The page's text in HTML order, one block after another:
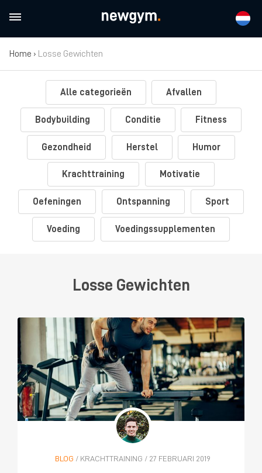
Home › Losse Gewichten
Alle categorieën Afvallen
Bodybuilding Conditie Fitness
Gezondheid Herstel Humor
Krachttraining Motivatie
Oefeningen Ontspanning Sport
Voeding Voedingssupplementen
Losse Gewichten
BLOG / KRACHTTRAINING / 27 FEBRUARI 2019